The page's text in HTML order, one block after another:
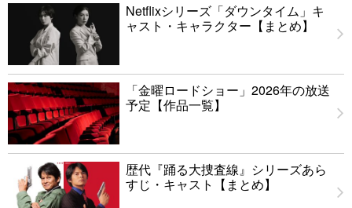
Netflixシリーズ「ダウンタイム」キ
ャスト・キャラクター【まとめ】
「金曜ロードショー」2026年の放送
予定【作品一覧】
歴代『踊る大捜査線』シリーズあら
すじ・キャスト【まとめ】